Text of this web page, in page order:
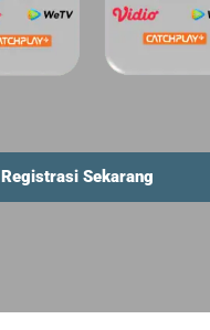
Registrasi Sekarang